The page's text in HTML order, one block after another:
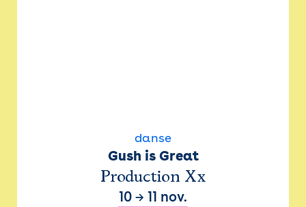
danse
Gush is Great
Production Xx
10 → 11 nov.